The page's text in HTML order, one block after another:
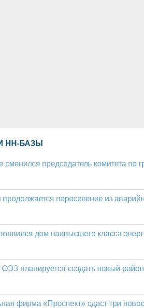
НН-БАЗЫ
сменился председатель комитета по
продолжается переселение из
дом наивысшего класса
ОЭЗ планируется создать новый
фирма «Проспект» сдаст три